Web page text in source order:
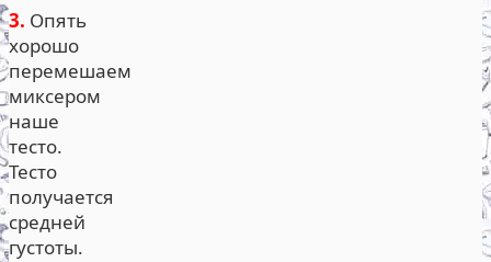
3. Опять
хорошо
перемешаем
миксером
наше
тесто.
Тесто
получается
средней
густоты.